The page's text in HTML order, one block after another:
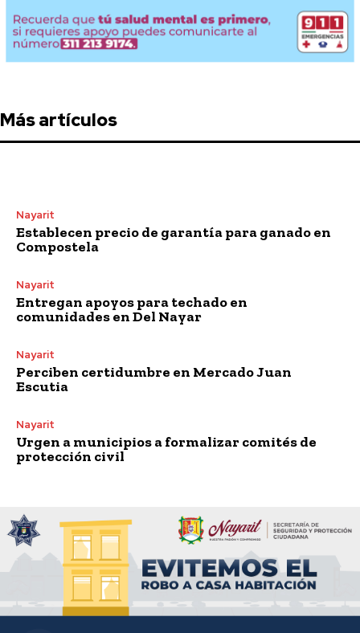
Más artículos
Nayarit
Establecen precio de garantía para ganado en
Compostela
Nayarit
Entregan apoyos para techado en
comunidades en Del Nayar
Nayarit
Perciben certidumbre en Mercado Juan
Escutia
Nayarit
Urgen a municipios a formalizar comités de
protección civil